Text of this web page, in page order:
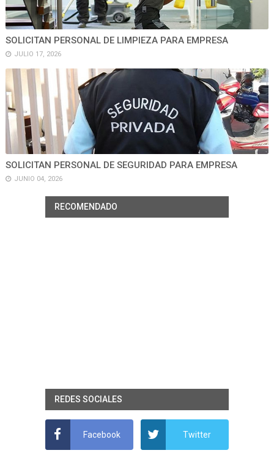
SOLICITAN PERSONAL DE LIMPIEZA PARA EMPRESA
JULIO 17, 2026
SOLICITAN PERSONAL DE SEGURIDAD PARA EMPRESA
JUNIO 04, 2026
RECOMENDADO
REDES SOCIALES
Facebook Twitter